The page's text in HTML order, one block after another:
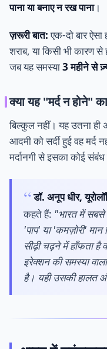
पाना या बनाए न रख पाना।
ज़रूरी बात:एक-दो बार
शराब, या किसी भी कारण
जब यह समस्या3 महीने से
क्या यह "मर्द न होने"
बिल्कुल नहीं। यह उतना
आदमी को सर्दी हुई वह
मर्दानगी से इसका कोई संबंध
डॉ. अनूप धीर,
कहते हैं: "भारत में
'पाप' या 'कमज़ोरी'
सीढ़ी चढ़ने में हाँफता है
इरेक्शन की समस्या
है। यही उसकी हालत